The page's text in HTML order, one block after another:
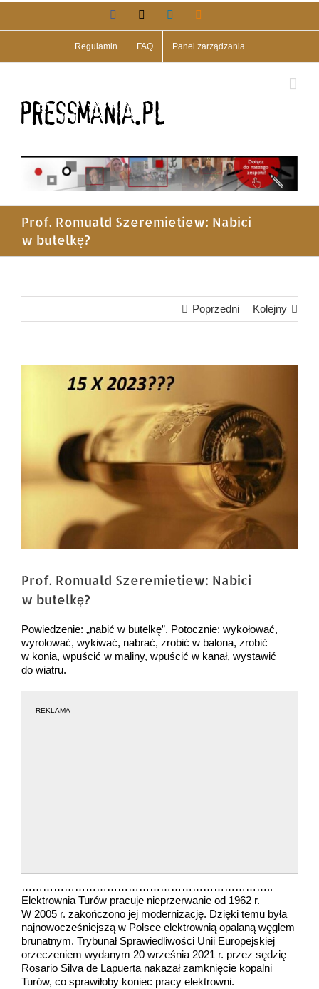
Facebook LinkedIn
Regulamin FAQ Panel zarządzania
Prof. Romuald Szeremietiew: Nabici
w butelkę?
Poprzedni Kolejny
Prof. Romuald Szeremietiew: Nabici
w butelkę?
Powiedzenie: „nabić w butelkę”. Potocznie: wykołować,
wyrolować, wykiwać, nabrać, zrobić w balona, zrobić
w konia, wpuścić w maliny, wpuścić w kanał, wystawić
do wiatru.
REKLAMA
……………………………………………………………..
Elektrownia Turów pracuje nieprzerwanie od 1962 r.
W 2005 r. zakończono jej modernizację. Dzięki temu była
najnowocześniejszą w Polsce elektrownią opalaną węglem
brunatnym. Trybunał Sprawiedliwości Unii Europejskiej
orzeczeniem wydanym 20 września 2021 r. przez sędzię
Rosario Silva de Lapuerta nakazał zamknięcie kopalni
Turów, co sprawiłoby koniec pracy elektrowni.